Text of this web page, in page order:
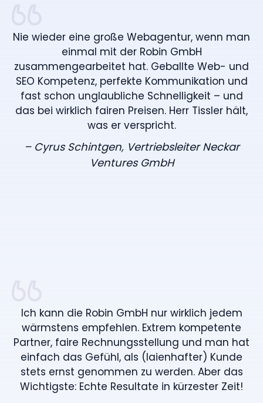
Nie wieder eine große Webagentur, wenn man
einmal mit der Robin GmbH
zusammengearbeitet hat. Geballte Web- und
SEO Kompetenz, perfekte Kommunikation und
fast schon unglaubliche Schnelligkeit – und
das bei wirklich fairen Preisen. Herr Tissler hält,
was er verspricht.
– Cyrus Schintgen, Vertriebsleiter Neckar
Ventures GmbH
Ich kann die Robin GmbH nur wirklich jedem
wärmstens empfehlen. Extrem kompetente
Partner, faire Rechnungsstellung und man hat
einfach das Gefühl, als (laienhafter) Kunde
stets ernst genommen zu werden. Aber das
Wichtigste: Echte Resultate in kürzester Zeit!